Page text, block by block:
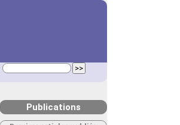
Publications